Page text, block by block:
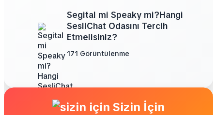
Segital mi Speaky mi?Hangi
SesliChat Odasını Tercih
Etmelisiniz?
171 Görüntülenme
Sizin İçin